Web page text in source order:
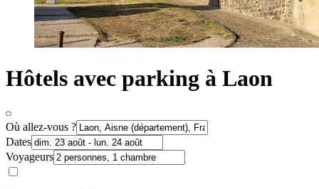
Hôtels avec parking à Laon
Où allez-vous ?
Dates
Voyageurs